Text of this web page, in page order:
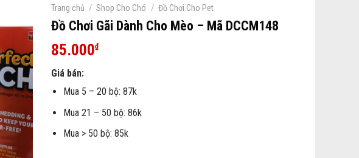
Trang chủ / Shop Cho Chó / Đồ Chơi Cho Pet
Đồ Chơi Gãi Dành Cho Mèo – Mã DCCM148
85.000₫
Giá bán:
Mua 5 – 20 bộ: 87k
Mua 21 – 50 bộ: 86k
Mua > 50 bộ: 85k